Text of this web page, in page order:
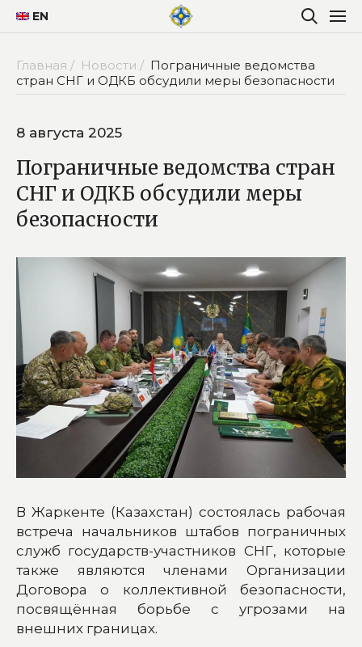
EN
Главная / Новости / Пограничные ведомства
стран СНГ и ОДКБ обсудили меры безопасности
8 августа 2025
Пограничные ведомства стран
СНГ и ОДКБ обсудили меры
безопасности
В Жаркенте (Казахстан) состоялась рабочая
встреча начальников штабов пограничных
служб государств-участников СНГ, которые
также являются членами Организации
Договора о коллективной безопасности,
посвящённая борьбе с угрозами на
внешних границах.